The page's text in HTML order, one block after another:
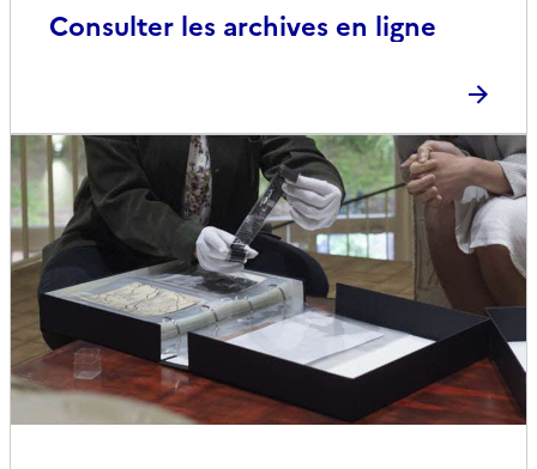
Consulter les archives en ligne